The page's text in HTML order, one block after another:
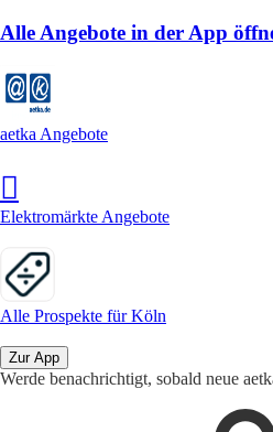
Alle Angebote in der App
aetka Angebote
Elektromärkte Angebote
Alle Prospekte für Köln
Zur App
Werde benachrichtigt, sobald neue